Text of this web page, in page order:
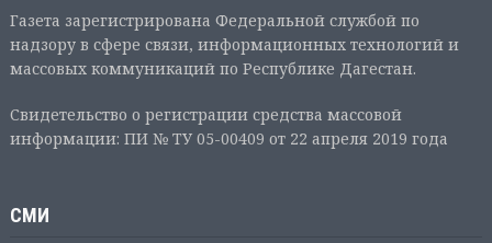
Газета зарегистрирована Федеральной службой по
надзору в сфере связи, информационных технологий и
массовых коммуникаций по Республике Дагестан.
Свидетельство о регистрации средства массовой
информации: ПИ № ТУ 05-00409 от 22 апреля 2019 года
СМИ